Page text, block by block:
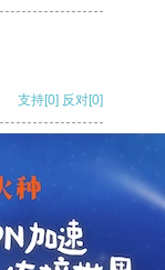
支持[0] 反对[0]